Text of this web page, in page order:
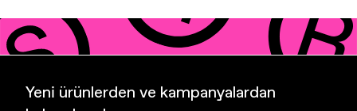
Yeni ürünlerden ve kampanyalardan